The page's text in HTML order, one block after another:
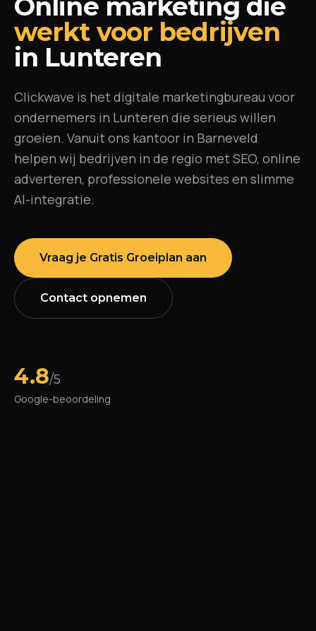
Online marketing die
werkt voor bedrijven
in Lunteren
Clickwave is het digitale marketingbureau voor
ondernemers in Lunteren die serieus willen
groeien. Vanuit ons kantoor in Barneveld
helpen wij bedrijven in de regio met SEO, online
adverteren, professionele websites en slimme
AI-integratie.
Vraag je Gratis Groeiplan aan
Contact opnemen
4.8/5
Google-beoordeling